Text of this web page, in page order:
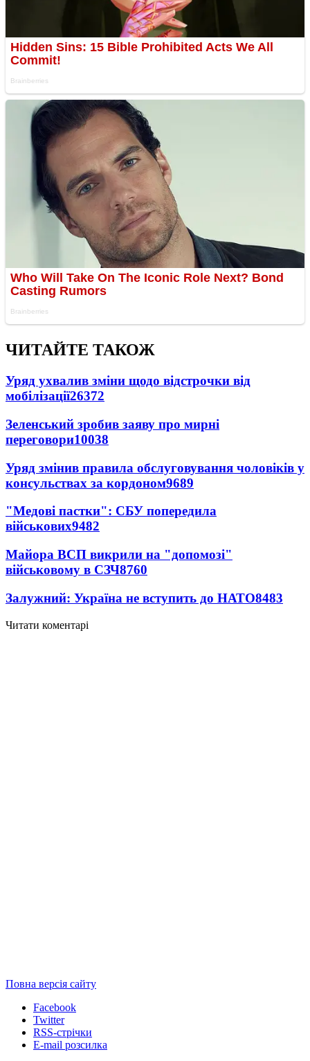
ЧИТАЙТЕ ТАКОЖ
Уряд ухвалив зміни щодо відстрочки від
мобілізації26372
Зеленський зробив заяву про мирні
переговори10038
Уряд змінив правила обслуговування чоловіків у
консульствах за кордоном9689
"Медові пастки": СБУ попередила
військових9482
Майора ВСП викрили на "допомозі"
військовому в СЗЧ8760
Залужний: Україна не вступить до НАТО8483
Читати коментарі
Повна версія сайту
Facebook
Twitter
RSS-стрічки
E-mail розсилка